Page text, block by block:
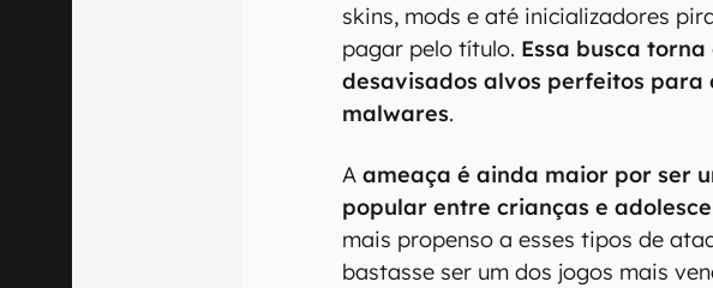
skins, mods e até inicializadores
pagar pelo título. Essa busca torna
desavisados alvos perfeitos para
malwares.
Aameaça é ainda maior por ser
popular entre crianças e
mais propenso a esses tipos de
bastasse ser um dos jogos mais